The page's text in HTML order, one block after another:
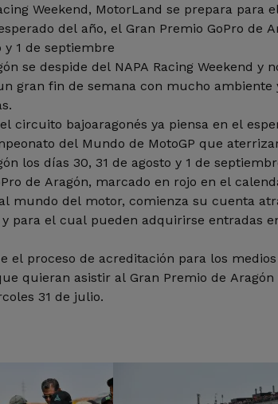
Weekend, MotorLand se prepara para
del año, el Gran Premio GoPro de
y 1 de septiembre
se despide del NAPA Racing Weekend y
gran fin de semana con mucho ambiente
circuito bajoaragonés ya piensa en el
del Mundo de MotoGP que
los días 30, 31 de agosto y 1 de
de Aragón, marcado en rojo en el
mundo del motor, comienza su cuenta
para el cual pueden adquirirse entradas
el proceso de acreditación para los
quieran asistir al Gran Premio de Aragón
31 de julio.